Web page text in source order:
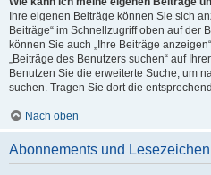
Ihre eigenen Beiträge können Sie sich
Beiträge“ im Schnellzugriff oben auf der
können Sie auch „Ihre Beiträge
„Beiträge des Benutzers suchen“ auf
Benutzen Sie die erweiterte Suche, um
suchen. Tragen Sie dort die
Nach oben
Abonnements und Lesezeichen